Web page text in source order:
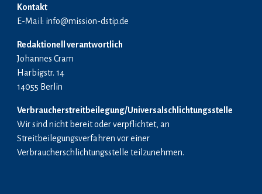
Kontakt
E-Mail: info@mission-dstip.de
Redaktionell verantwortlich
Johannes Cram
Harbigstr. 14
14055 Berlin
Verbraucherstreitbeilegung/Universalschlichtungsstelle
Wir sind nicht bereit oder verpflichtet, an
Streitbeilegungsverfahren vor einer
Verbraucherschlichtungsstelle teilzunehmen.